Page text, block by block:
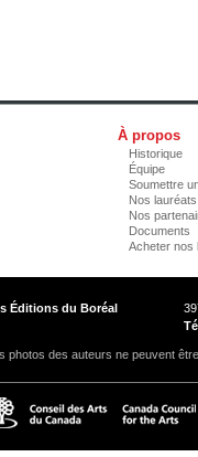
À propos
Historique
Équipe
Soumettre
Nos lauréats
Nos
Documents
Acheter nos
Éditions du Boréal
photos des auteurs ne peuvent